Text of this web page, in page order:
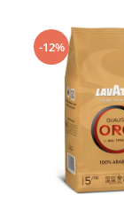
-12%